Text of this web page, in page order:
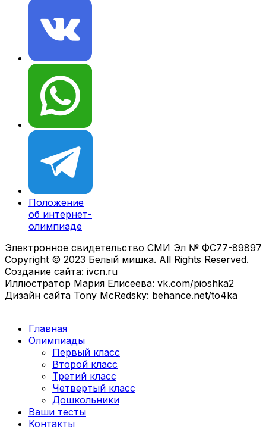
Положение
об интернет-
олимпиаде
Электронное свидетельство СМИ Эл № ФС77-89897
Copyright © 2023 Белый мишка. All Rights Reserved.
Создание сайта: ivcn.ru
Иллюстратор Мария Елисеева: vk.com/pioshka2
Дизайн сайта Tony McRedsky: behance.net/to4ka
Главная
Олимпиады
Первый класс
Второй класс
Третий класс
Четвертый класс
Дошкольники
Ваши тесты
Контакты